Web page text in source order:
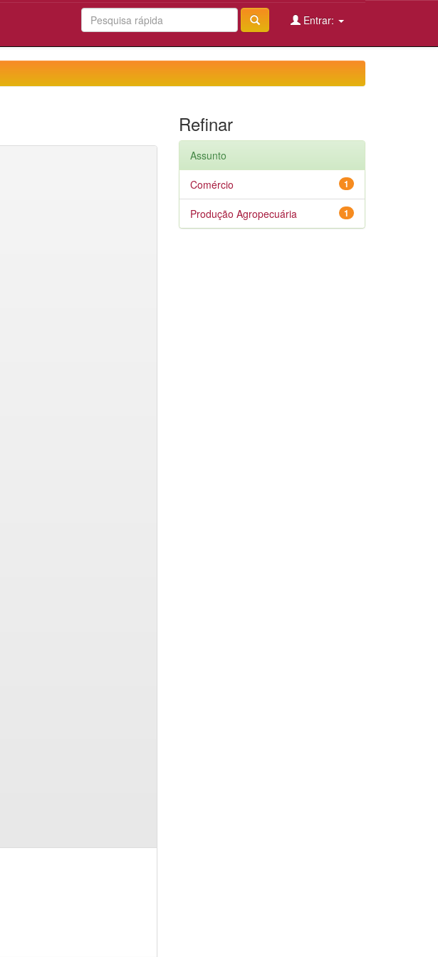
Entrar:
Refinar
Assunto
1
Comércio
1
Produção Agropecuária